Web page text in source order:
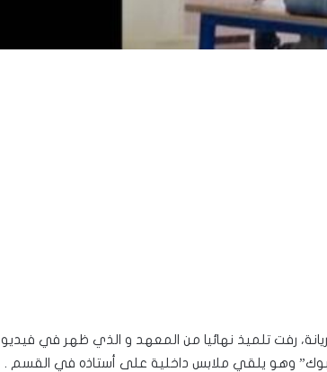
رفت تلميذ نهائيا من المعهد و الذي ظهر في فيديو
وهو يلقي ملابس داخلية على أستاذه في القسم .